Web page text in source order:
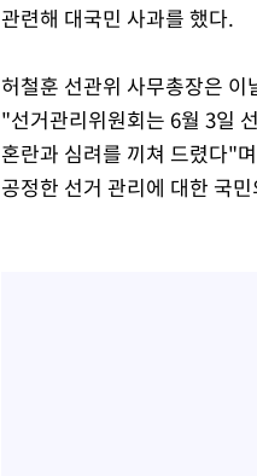
관련해 대국민 사과를 했다.
허철훈 선관위 사무총장은
"선거관리위원회는 6월 3일
혼란과 심려를 끼쳐 드렸다"
공정한 선거 관리에 대한 국